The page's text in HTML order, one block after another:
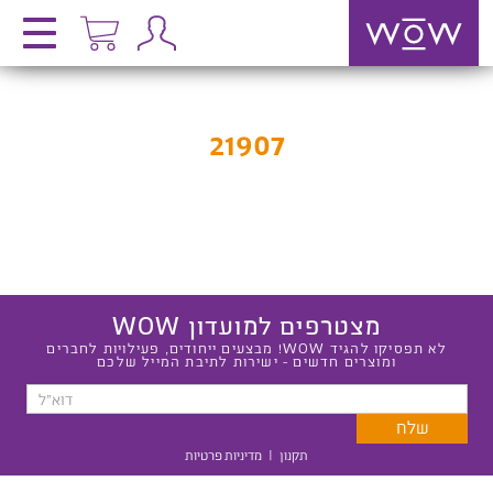
21907
מצטרפים למועדון WOW
לא תפסיקו להגיד WOW! מבצעים ייחודים, פעילויות לחברים
ומוצרים חדשים - ישירות לתיבת המייל שלכם
תקנון | מדיניות פרטיות